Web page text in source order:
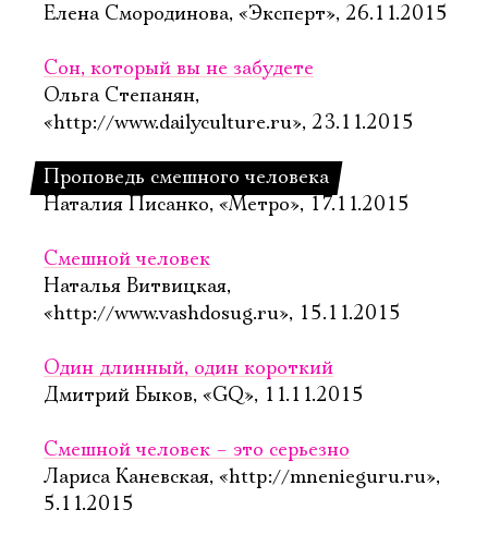
Елена Смородинова, «Эксперт», 26.11.2015
Сон, который вы не забудете
Ольга Степанян,
«http://www.dailyculture.ru», 23.11.2015
Проповедь смешного человека
Наталия Писанко, «Метро», 17.11.2015
Смешной человек
Наталья Витвицкая,
«http://www.vashdosug.ru», 15.11.2015
Один длинный, один короткий
Дмитрий Быков, «GQ», 11.11.2015
Смешной человек – это серьезно
Лариса Каневская, «http://mnenieguru.ru»,
5.11.2015